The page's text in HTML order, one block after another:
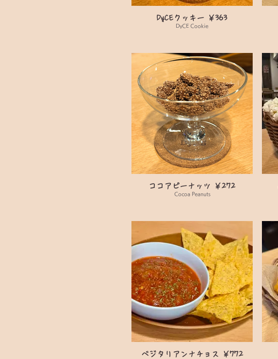
DyCEクッキー ￥363
DyCE Cookie
ココアピーナッツ ￥272
Cocoa Peanuts
ベジタリアンナチョス ￥772